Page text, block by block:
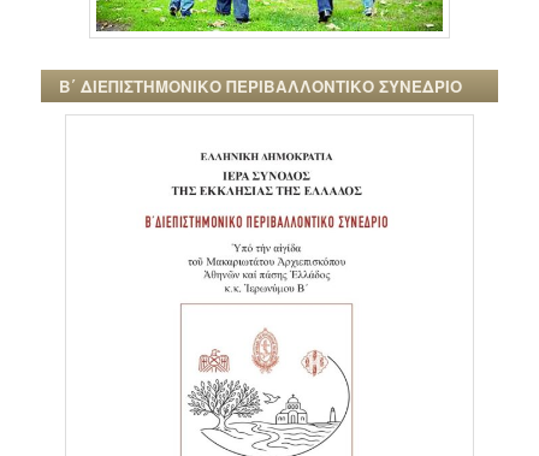
Β΄ ΔΙΕΠΙΣΤΗΜΟΝΙΚΟ ΠΕΡΙΒΑΛΛΟΝΤΙΚΟ ΣΥΝΕΔΡΙΟ